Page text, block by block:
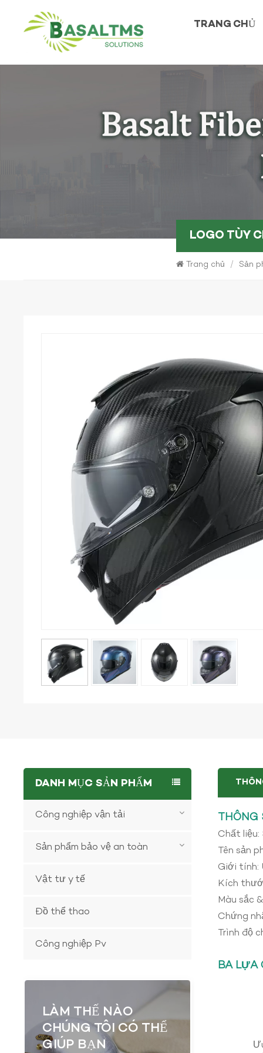
TRANG CHỦ
LOGO TÙY
Trang chủ / Sản
THÔNG
Chất
Tên sản
Giới tính:
Kích
Màu sắc
Chứng
Trình độ
BA LỰA
DANH MỤC SẢN PHẨM
Công nghiệp vận tải
Sản phẩm bảo vệ an toàn
Vật tư y tế
Đồ thể thao
Công nghiệp Pv
LÀM THẾ NÀO
CHÚNG TÔI CÓ THỂ
GIÚP BẠN